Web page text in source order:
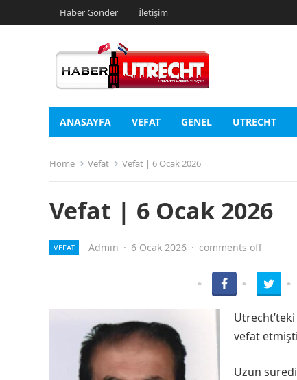
Haber Gönder İletişim
ANASAYFA VEFAT GENEL UTRECHT
Home Vefat Vefat | 6 Ocak 2026
Vefat | 6 Ocak 2026
VEFAT Admin · 6 Ocak 2026 · comments off
vefat
Uzun